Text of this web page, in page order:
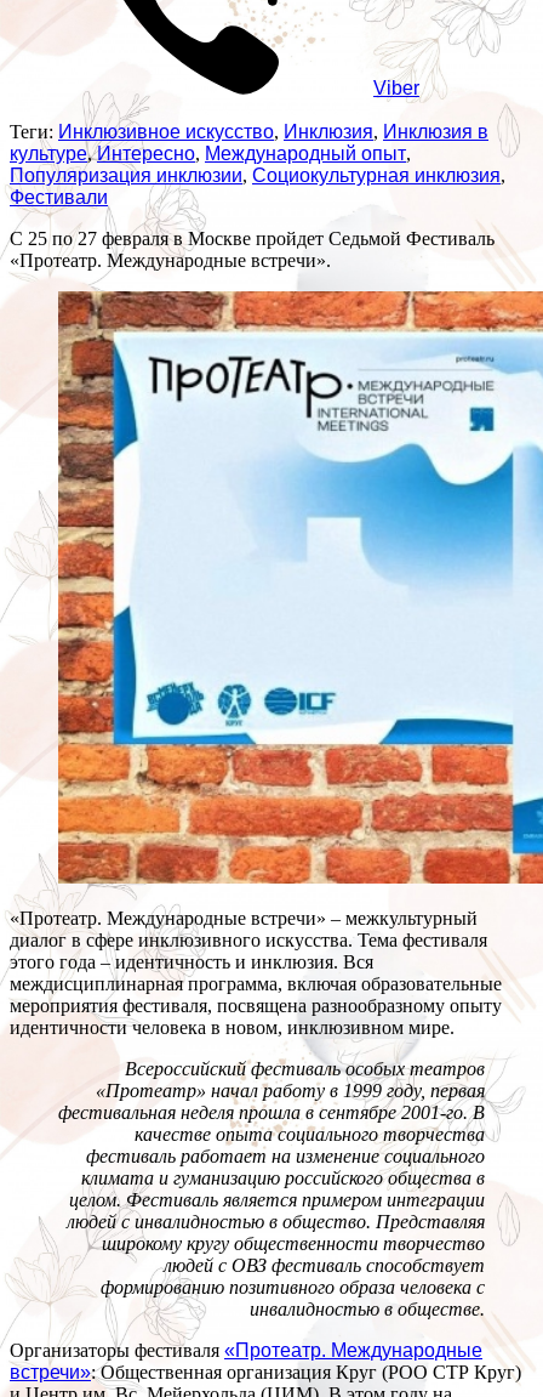
Viber
Теги: Инклюзивное искусство, Инклюзия, Инклюзия в
культуре,Интересно, Международный опыт,
Популяризация инклюзии, Социокультурная инклюзия,
Фестивали
С 25 по 27 февраля в Москве пройдет Седьмой Фестиваль
«Протеатр. Международные встречи».
«Протеатр. Международные встречи» – межкультурный
диалог в сфере инклюзивного искусства. Тема фестиваля
этого года – идентичность и инклюзия. Вся
междисциплинарная программа, включая образовательные
мероприятия фестиваля, посвящена разнообразному опыту
идентичности человека в новом, инклюзивном мире.
Всероссийский фестиваль особых театров
«Протеатр» начал работу в 1999 году, первая
фестивальная неделя прошла в сентябре 2001-го. В
качестве опыта социального творчества
фестиваль работает на изменение социального
климата и гуманизацию российского общества в
целом. Фестиваль является примером интеграции
людей с инвалидностью в общество. Представляя
широкому кругу общественности творчество
людей с ОВЗ фестиваль способствует
формированию позитивного образа человека с
инвалидностью в обществе.
Организаторы фестиваля «Протеатр. Международные
встречи»: Общественная организация Круг (РОО СТР Круг)